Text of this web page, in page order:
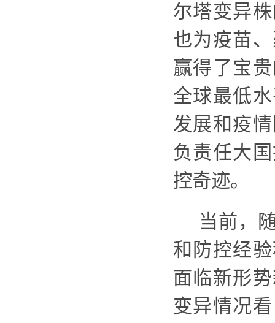
尔塔变异
也为疫苗
赢得了宝
全球最低
发展和疫
负责任大
控奇迹。
当前，
和防控经
面临新形
变异情况